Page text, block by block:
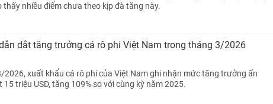
nhiều điểm chưa theo kịp đà tăng này.
dắt tăng trưởng cá rô phi Việt Nam trong tháng 3/2026
2026, xuất khẩu cá rô phi của Việt Nam ghi nhận mức tăng trưởng ấn
triệu USD, tăng 109% so với cùng kỳ năm 2025.